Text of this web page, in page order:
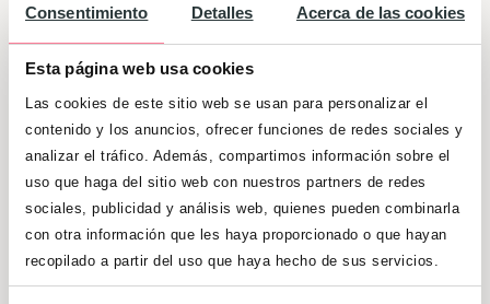
Consentimiento Detalles Acerca de las cookies
Esta página web usa cookies
Las cookies de este sitio web se usan para personalizar el
contenido y los anuncios, ofrecer funciones de redes sociales y
analizar el tráfico. Además, compartimos información sobre el
uso que haga del sitio web con nuestros partners de redes
sociales, publicidad y análisis web, quienes pueden combinarla
con otra información que les haya proporcionado o que hayan
recopilado a partir del uso que haya hecho de sus servicios.
¡Gana el exclusivo Maxi-Cosi Alba!El moisés,
sillón reclinable y trona todo en uno para el